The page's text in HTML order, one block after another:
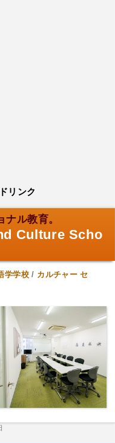
リンク
ル教育。
Culture Scho
学学校/ カルチャー セ